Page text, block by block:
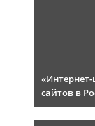
сайтов в